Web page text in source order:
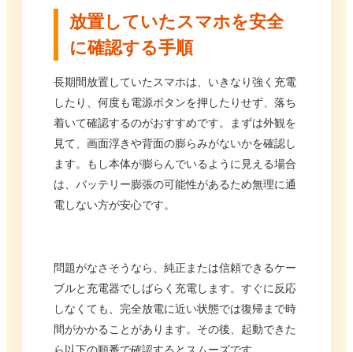
放置していたスマホを安全
に確認する手順
長期間放置していたスマホは、いきなり強く充電
したり、何度も電源ボタンを押したりせず、落ち
着いて確認するのがおすすめです。まずは外観を
見て、画面浮きや背面の膨らみがないかを確認し
ます。もし本体が膨らんでいるように見える場合
は、バッテリー膨張の可能性があるため無理に通
電しない方が安心です。
問題がなさそうなら、純正または信頼できるケー
ブルと充電器でしばらく充電します。すぐに反応
しなくても、完全放電に近い状態では復帰まで時
間がかかることがあります。その後、起動できた
ら以下の順番で確認するとスムーズです。